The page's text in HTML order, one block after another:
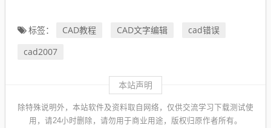
标签： CAD教程 CAD文字编辑
cad错误
cad2007
本站声明
除特殊说明外，本站软件及资料取自网络，仅供交流学习下载测试使
用，请24小时删除，请勿用于商业用途，版权归原作者所有。